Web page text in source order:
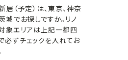
居（予定）は、東京、神奈
城でお探しですか。リノ
象エリアは上記一都四
必ずチェックを入れてお